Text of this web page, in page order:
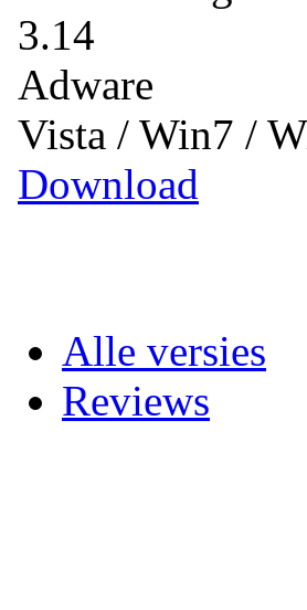
Adware
Vista / Win7 /
Download
Alle versies
Reviews